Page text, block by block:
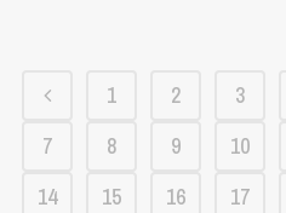
1 2 3
7
8 9 10
14
15 16 17